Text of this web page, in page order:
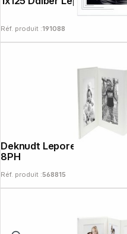
Réf. produit :191088
Deknudt Leporello gris 8x13x18 Lin, 8 photos A66DC7
8PH
Réf. produit :568815